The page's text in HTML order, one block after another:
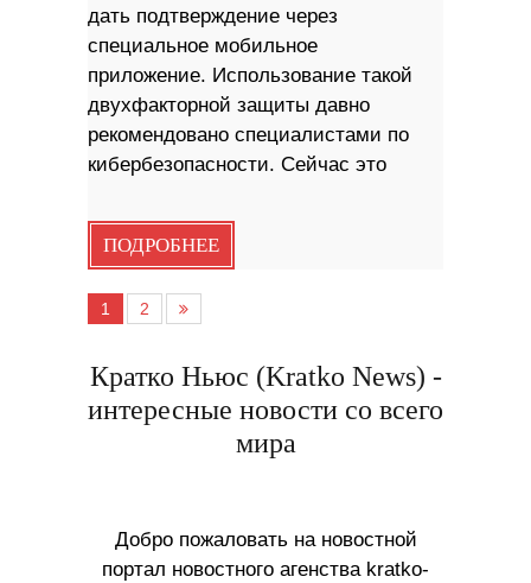
дать подтверждение через
специальное мобильное
приложение. Использование такой
двухфакторной защиты давно
рекомендовано специалистами по
кибербезопасности. Сейчас это
ПОДРОБНЕЕ
1 2
Кратко Ньюс (Kratko News) -
интересные новости со всего
мира
Добро пожаловать на новостной
портал новостного агенства kratko-